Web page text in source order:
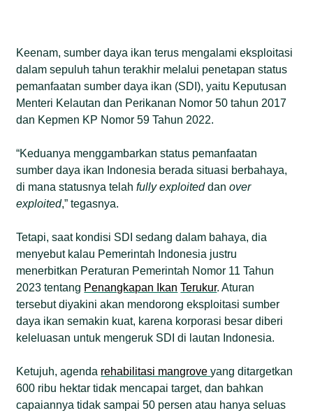
Keenam, sumber daya ikan terus mengalami eksploitasi
dalam sepuluh tahun terakhir melalui penetapan status
pemanfaatan sumber daya ikan (SDI), yaitu Keputusan
Menteri Kelautan dan Perikanan Nomor 50 tahun 2017
dan Kepmen KP Nomor 59 Tahun 2022.
“Keduanya menggambarkan status pemanfaatan
sumber daya ikan Indonesia berada situasi berbahaya,
di mana statusnya telahfully exploiteddanover
exploited,” tegasnya.
Tetapi, saat kondisi SDI sedang dalam bahaya, dia
menyebut kalau Pemerintah Indonesia justru
menerbitkan Peraturan Pemerintah Nomor 11 Tahun
2023 tentang Penangkapan Ikan Terukur. Aturan
tersebut diyakini akan mendorong eksploitasi sumber
daya ikan semakin kuat, karena korporasi besar diberi
keleluasan untuk mengeruk SDI di lautan Indonesia.
Ketujuh, agenda rehabilitasi mangrove yang ditargetkan
600 ribu hektar tidak mencapai target, dan bahkan
capaiannya tidak sampai 50 persen atau hanya seluas